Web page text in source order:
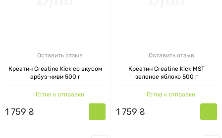
Оставить отзыв
Креатин Creatine Kick со вкусом
арбуз-киви 500 г
Готов к отправке
1 759 ₴
Оставить отзыв
Креатин Creatine Kick MST
зеленое яблоко 500 г
Готов к отправке
1 759 ₴